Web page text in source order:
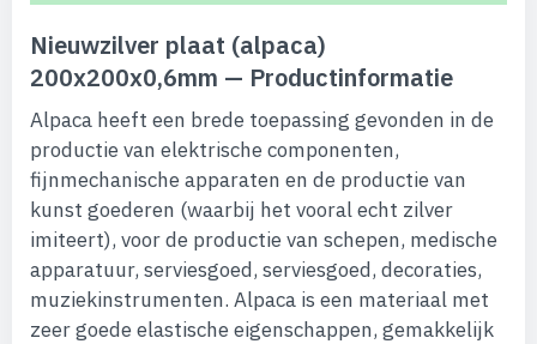
Nieuwzilver plaat (alpaca)
200x200x0,6mm — Productinformatie
Alpaca heeft een brede toepassing gevonden in de
productie van elektrische componenten,
fijnmechanische apparaten en de productie van
kunst goederen (waarbij het vooral echt zilver
imiteert), voor de productie van schepen, medische
apparatuur, serviesgoed, serviesgoed, decoraties,
muziekinstrumenten. Alpaca is een materiaal met
zeer goede elastische eigenschappen, gemakkelijk